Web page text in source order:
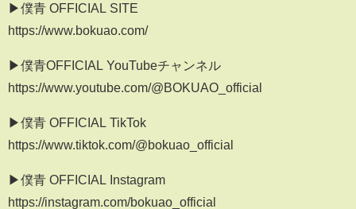
▶僕青 OFFICIAL SITE
https://www.bokuao.com/
▶僕青OFFICIAL YouTubeチャンネル
https://www.youtube.com/@BOKUAO_official
▶僕青 OFFICIAL TikTok
https://www.tiktok.com/@bokuao_official
▶僕青 OFFICIAL Instagram
https://instagram.com/bokuao_official